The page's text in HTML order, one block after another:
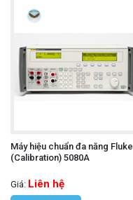
Máy hiệu chuẩn đa năng Fluke
(Calibration) 5080A
Giá: Liên hệ